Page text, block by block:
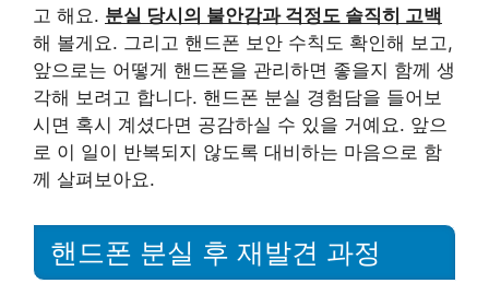
고 해요. 분실 당시의 불안감과 걱정도 솔직히 고백
해 볼게요. 그리고 핸드폰 보안 수칙도 확인해 보고,
앞으로는 어떻게 핸드폰을 관리하면 좋을지 함께 생
각해 보려고 합니다. 핸드폰 분실 경험담을 들어보
시면 혹시 계셨다면 공감하실 수 있을 거예요. 앞으
로 이 일이 반복되지 않도록 대비하는 마음으로 함
께 살펴보아요.
핸드폰 분실 후 재발견 과정